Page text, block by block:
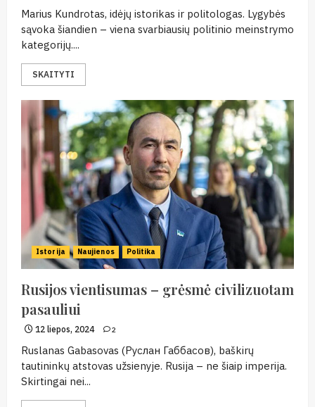
Marius Kundrotas, idėjų istorikas ir politologas. Lygybės
sąvoka šiandien – viena svarbiausių politinio meinstrymo
kategorijų....
SKAITYTI
Istorija Naujienos Politika
Rusijos vientisumas – grėsmė civilizuotam
pasauliui
12 liepos, 2024 2
Ruslanas Gabasovas (Руслан Габбасов), baškirų
tautininkų atstovas užsienyje. Rusija – ne šiaip imperija.
Skirtingai nei...